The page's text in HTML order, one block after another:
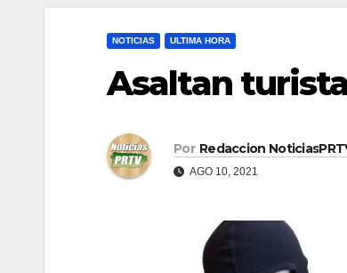
NOTICIAS ULTIMA HORA
Asaltan
Por Redaccion
AGO 10, 2021